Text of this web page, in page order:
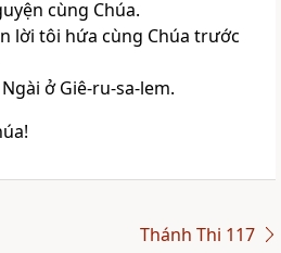
cùng Chúa.
lời tôi hứa cùng Chúa trước
ở Giê-ru-sa-lem.
Thánh Thi 117